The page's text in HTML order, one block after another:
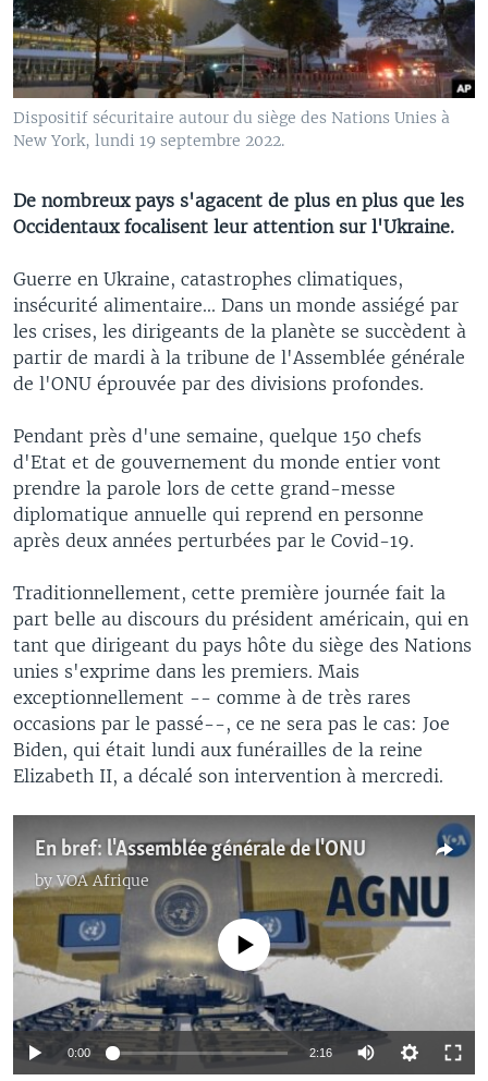
Dispositif sécuritaire autour du siège des Nations Unies à
New York, lundi 19 septembre 2022.
De nombreux pays s'agacent de plus en plus que les
Occidentaux focalisent leur attention sur l'Ukraine.
Guerre en Ukraine, catastrophes climatiques,
insécurité alimentaire... Dans un monde assiégé par
les crises, les dirigeants de la planète se succèdent à
partir de mardi à la tribune de l'Assemblée générale
de l'ONU éprouvée par des divisions profondes.
Pendant près d'une semaine, quelque 150 chefs
d'Etat et de gouvernement du monde entier vont
prendre la parole lors de cette grand-messe
diplomatique annuelle qui reprend en personne
après deux années perturbées par le Covid-19.
Traditionnellement, cette première journée fait la
part belle au discours du président américain, qui en
tant que dirigeant du pays hôte du siège des Nations
unies s'exprime dans les premiers. Mais
exceptionnellement -- comme à de très rares
occasions par le passé--, ce ne sera pas le cas: Joe
Biden, qui était lundi aux funérailles de la reine
Elizabeth II, a décalé son intervention à mercredi.
En bref: l'Assemblée générale de l'ONU
by VOA Afrique
No media source currently available
0:00 2:16